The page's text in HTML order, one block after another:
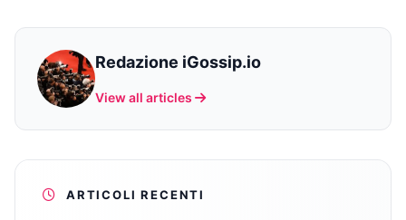
Redazione iGossip.io
View all articles
ARTICOLI RECENTI